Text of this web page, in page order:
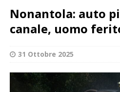
Nonantola: auto
canale, uomo
31 Ottobre 2025